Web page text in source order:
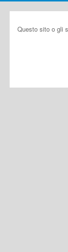
Questo sito o gli